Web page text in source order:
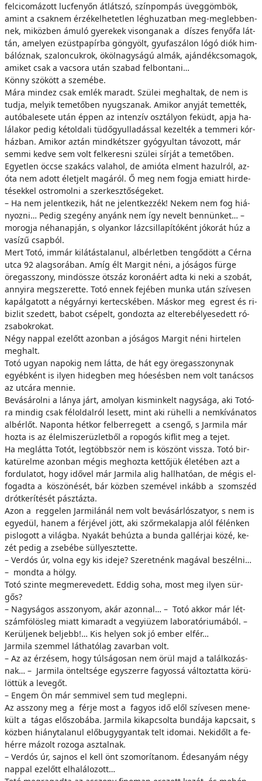
fel­ci­co­má­zott luc­fe­nyőn át­lát­szó, szín­pom­pás üveg­göm­bök,
amint a csak­nem ér­zé­kel­he­tet­len lég­hu­zat­ban meg-meg­leb­ben­
nek, mi­köz­ben ámu­ló gye­re­kek vi­son­ga­nak a dí­szes fe­nyő­fa lát­
tán, ame­lyen ezüst­pa­pír­ba gön­gyölt, gyu­fa­szá­lon ló­gó di­ók him­
bá­lóz­nak, sza­lon­cuk­rok, ökölnagyságú al­mák, aján­dék­cso­mag­ok,
ami­ket csak a va­cso­ra után sza­bad fel­bon­ta­ni…
Könny szö­kött a sze­mé­be.
Má­ra mind­ez csak em­lék ma­radt. Szü­lei meg­hal­tak, de nem is
tud­ja, me­lyik te­me­tő­ben nyug­sza­nak. Ami­kor any­ját te­met­ték,
au­tó­bal­ese­te után ép­pen az in­ten­zív osz­tá­lyon fe­küdt, ap­ja ha­
lá­la­kor pe­dig ké­tol­da­li tü­dő­gyul­la­dás­sal ke­zel­ték a temmeri kór­
ház­ban. Ami­kor az­tán mind­két­szer gyógy­ul­tan tá­vo­zott, már
sem­mi ked­ve sem volt fel­ke­res­ni szü­lei sír­ját a te­me­tő­ben.
Egyet­len öc­­cse sza­kács va­la­hol, de ami­ó­ta el­ment ha­zul­ról, az­
óta nem adott élet­jelt ma­gá­ról. Ő meg nem fog­ja emi­att hir­de­
té­sek­kel ost­ro­mol­ni a szer­kesz­tő­sé­ge­ket.
– Ha nem je­lent­ke­zik, hát ne je­lent­kez­zék! Ne­kem nem fog hi­á­
nyoz­ni… Pe­dig sze­gény anyánk nem így ne­velt bennünket… –
mo­rog­ja né­ha­nap­ján, s olyan­kor láz­csil­la­pí­tó­ként jó­ko­rát húz a
vasízű csap­ból.
Mert To­tó, im­már ki­lá­tás­ta­la­nul, al­bér­let­ben ten­gő­dött a Cér­na
ut­ca 92 alag­so­rá­ban. Amíg élt Mar­git né­ni, a jó­sá­gos für­ge
öreg­as­­szony, mind­ös­­sze öt­száz ko­ro­ná­ért ad­ta ki ne­ki a szo­bát,
an­­nyi­ra meg­sze­ret­te. To­tó en­nek fe­jé­ben mun­ka után szí­ve­sen
ka­pál­ga­tott a négyár­nyi ker­tecs­ké­ben. Más­kor meg eg­rest és ri­
biz­lit sze­dett, ba­bot csé­pelt, gon­doz­ta az el­te­re­bé­lye­se­dett ró­
zsa­bok­ro­kat.
Négy nap­pal ez­előtt azon­ban a jó­sá­gos Mar­git né­ni hir­te­len
meg­halt.
To­tó ugyan na­po­kig nem lát­ta, de hát egy öreg­as­­szony­nak
egyéb­ként is ilyen hi­deg­ben meg hó­esés­ben nem volt ta­ná­csos
az ut­cá­ra men­nie.
Be­vá­sá­rol­ni a lá­nya járt, amo­lyan ki­smin­kelt nagy­sá­ga, aki To­tó­
ra min­dig csak féloldalról le­sett, mint aki rü­hel­li a nem­kí­vá­na­tos
al­bér­lőt. Na­pon­ta hét­kor fel­ber­re­gett a csen­gő, s Jarmila már
hoz­ta is az élel­mi­szer­üz­let­ből a ro­po­gós kif­lit meg a te­jet.
Ha meg­lát­ta To­tót, leg­több­ször nem is kö­szönt vis­­sza. To­tó bir­
ka­tü­rel­me azon­ban még­is meg­hoz­ta ket­tő­jük éle­té­ben azt a
for­du­la­tot, hogy idő­vel már Jarmila alig hall­ha­tó­an, de még­is el­
fo­gad­ta a kö­szö­né­sét, bár köz­ben sze­mé­vel in­kább a szom­széd
drót­ke­rí­tés­ét pász­táz­ta.
Azon a reg­ge­len Jarmilánál nem volt be­vá­sár­ló­sza­tyor, s nem is
egye­dül, ha­nem a fér­jé­vel jött, aki szőr­me­ka­lap­ja alól fé­lén­ken
pis­lo­gott a vi­lág­ba. Nya­kát be­húz­ta a bun­da gal­lér­jai kö­zé, ke­
zét pe­dig a zse­bé­be sül­­lyesz­tet­te.
– Verdós úr, vol­na egy kis ide­je? Sze­ret­nénk ma­gá­val be­szél­ni…
– mond­ta a hölgy.
To­tó szin­te meg­me­re­ve­dett. Ed­dig so­ha, most meg ilyen sür­
gős?
– Nagy­sá­gos as­­szo­nyom, akár azon­nal… – To­tó ak­kor már lét­
szám­fö­lös­leg mi­att ki­ma­radt a vegyiüzem la­bo­ra­tó­ri­u­má­ból. –
Ke­rül­je­nek beljebb!… Kis he­lyen sok jó em­ber el­fér…
Jarmila szemmel láthatólag za­var­ban volt.
– Az az ér­zé­sem, hogy túl­sá­go­san nem örül majd a ta­lál­ko­zás­
nak… – Jarmila ön­telt­sé­ge egy­szer­re fa­gyos­sá vál­toz­tat­ta kö­rü­
löt­tük a levegőt.
– En­gem Ön már sem­mi­vel sem tud meg­lep­ni.
Az as­­szony meg a fér­je most a fa­gyos idő elől szí­ve­sen me­ne­
kült a tá­gas elő­szo­bá­ba. Jarmila ki­kap­csol­ta bun­dá­ja kap­csa­it, s
köz­ben hi­ány­ta­la­nul elő­bugy­­gyan­tak telt ido­mai. Ne­ki­dőlt a fe­
hér­re má­zolt ro­zo­ga asz­tal­nak.
– Verdós úr, saj­nos el kell önt szo­mo­rí­ta­nom. Édes­anyám négy
nap­pal ez­előtt elhalálozott…